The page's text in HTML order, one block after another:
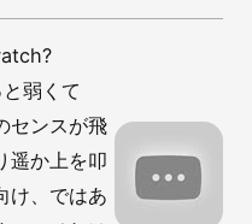
弱くて
センスが飛
遥か上を叩
け、ではあ